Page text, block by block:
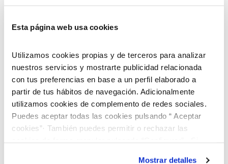
Esta página web usa cookies
Utilizamos cookies propias y de terceros para analizar
nuestros servicios y mostrarte publicidad relacionada
con tus preferencias en base a un perfil elaborado a
partir de tus hábitos de navegación. Adicionalmente
utilizamos cookies de complemento de redes sociales.
Puedes aceptar todas las cookies pulsando “ Aceptar
cookies”· También puedes permitir o rechazar las
Mostrar detalles
08 NOV 2021
CO2 acabará con las incrustaciones del agua